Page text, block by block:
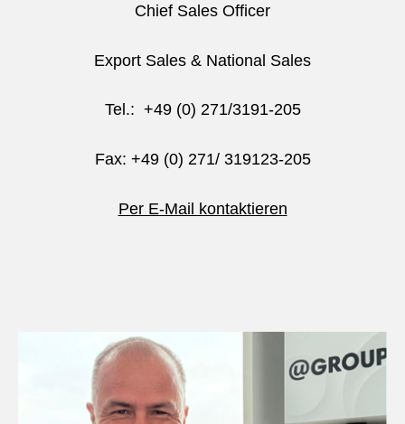
Chief Sales Officer
Export Sales & National Sales
Tel.: +49 (0) 271/3191-205
Fax: +49 (0) 271/ 319123-205
Per E-Mail kontaktieren